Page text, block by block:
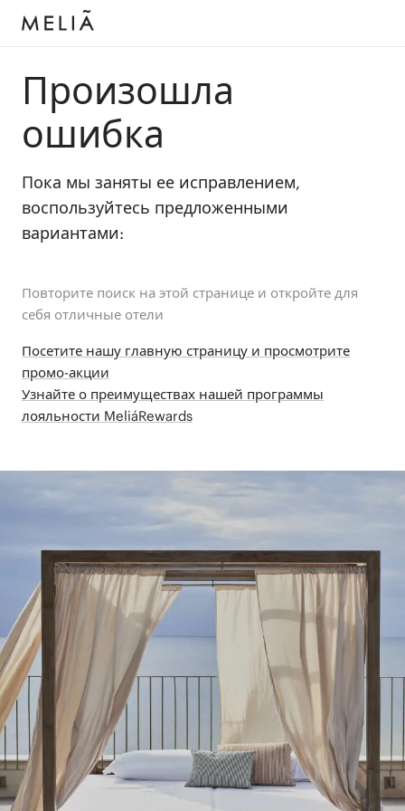
Произошла
ошибка
Пока мы заняты ее исправлением,
воспользуйтесь предложенными
вариантами:
Повторите поиск на этой странице и откройте для
себя отличные отели
Посетите нашу главную страницу и просмотрите
промо-акции
Узнайте о преимуществах нашей программы
лояльности MeliáRewards